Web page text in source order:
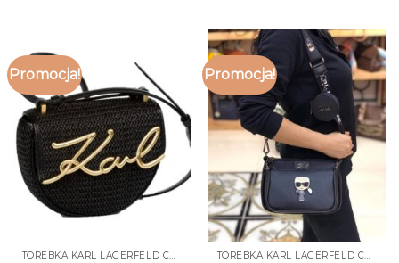
Promocja!
TOREBKA KARL LAGERFELD CZARNA
Promocja!
TOREBKA KARL LAGERFELD CZARNA